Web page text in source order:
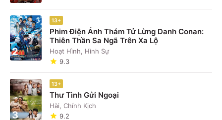
2
13+
Phim Điện Ảnh Thám Tử Lừng Danh Conan:
Thiên Thần Sa Ngã Trên Xa Lộ
Hoạt Hình, Hình Sự
9.3
3
13+
Thư Tình Gửi Ngoại
Hài, Chính Kịch
9.2